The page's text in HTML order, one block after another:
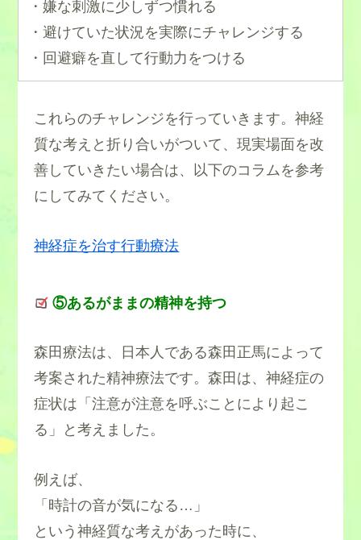
・嫌な刺激に少しずつ慣れる
・避けていた状況を実際にチャレンジする
・回避癖を直して行動力をつける
これらのチャレンジを行っていきます。神経
質な考えと折り合いがついて、現実場面を改
善していきたい場合は、以下のコラムを参考
にしてみてください。
神経症を治す行動療法
⑤あるがままの精神を持つ
森田療法は、日本人である森田正馬によって
考案された精神療法です。森田は、神経症の
症状は「注意が注意を呼ぶことにより起こ
る」と考えました。
例えば、
「時計の音が気になる…」
という神経質な考えがあった時に、